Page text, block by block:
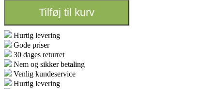
Tilføj til kurv
Hurtig levering
Gode priser
30 dages returret
Nem og sikker betaling
Venlig kundeservice
Hurtig levering